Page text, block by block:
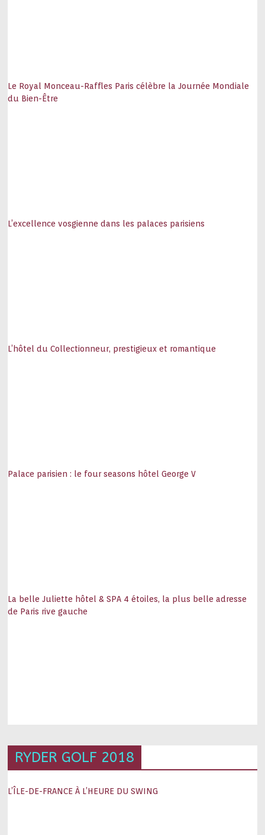
Le Royal Monceau-Raffles Paris célèbre la Journée Mondiale
du Bien-Être
L’excellence vosgienne dans les palaces parisiens
L’hôtel du Collectionneur, prestigieux et romantique
Palace parisien : le four seasons hôtel George V
La belle Juliette hôtel & SPA 4 étoiles, la plus belle adresse
de Paris rive gauche
RYDER GOLF 2018
L’ÎLE-DE-FRANCE À L’HEURE DU SWING